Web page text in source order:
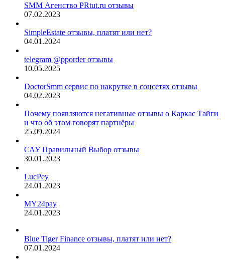
SMM Агенство PRtut.ru отзывы
07.02.2023
SimpleEstate отзывы, платят или нет?
04.01.2024
telegram @pporder отзывы
10.05.2025
DoctorSmm сервис по накрутке в соцсетях отзывы
04.02.2023
Почему появляются негативные отзывы о Каркас Тайги
и что об этом говорят партнёры
25.09.2024
САУ Правильный Выбор отзывы
30.01.2023
LucPey
24.01.2023
MY24pay
24.01.2023
Blue Tiger Finance отзывы, платят или нет?
07.01.2024